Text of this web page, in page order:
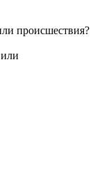
происшествия?